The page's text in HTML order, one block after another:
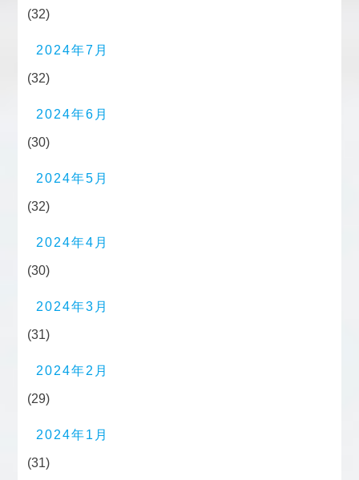
(32)
2024年7月
(32)
2024年6月
(30)
2024年5月
(32)
2024年4月
(30)
2024年3月
(31)
2024年2月
(29)
2024年1月
(31)